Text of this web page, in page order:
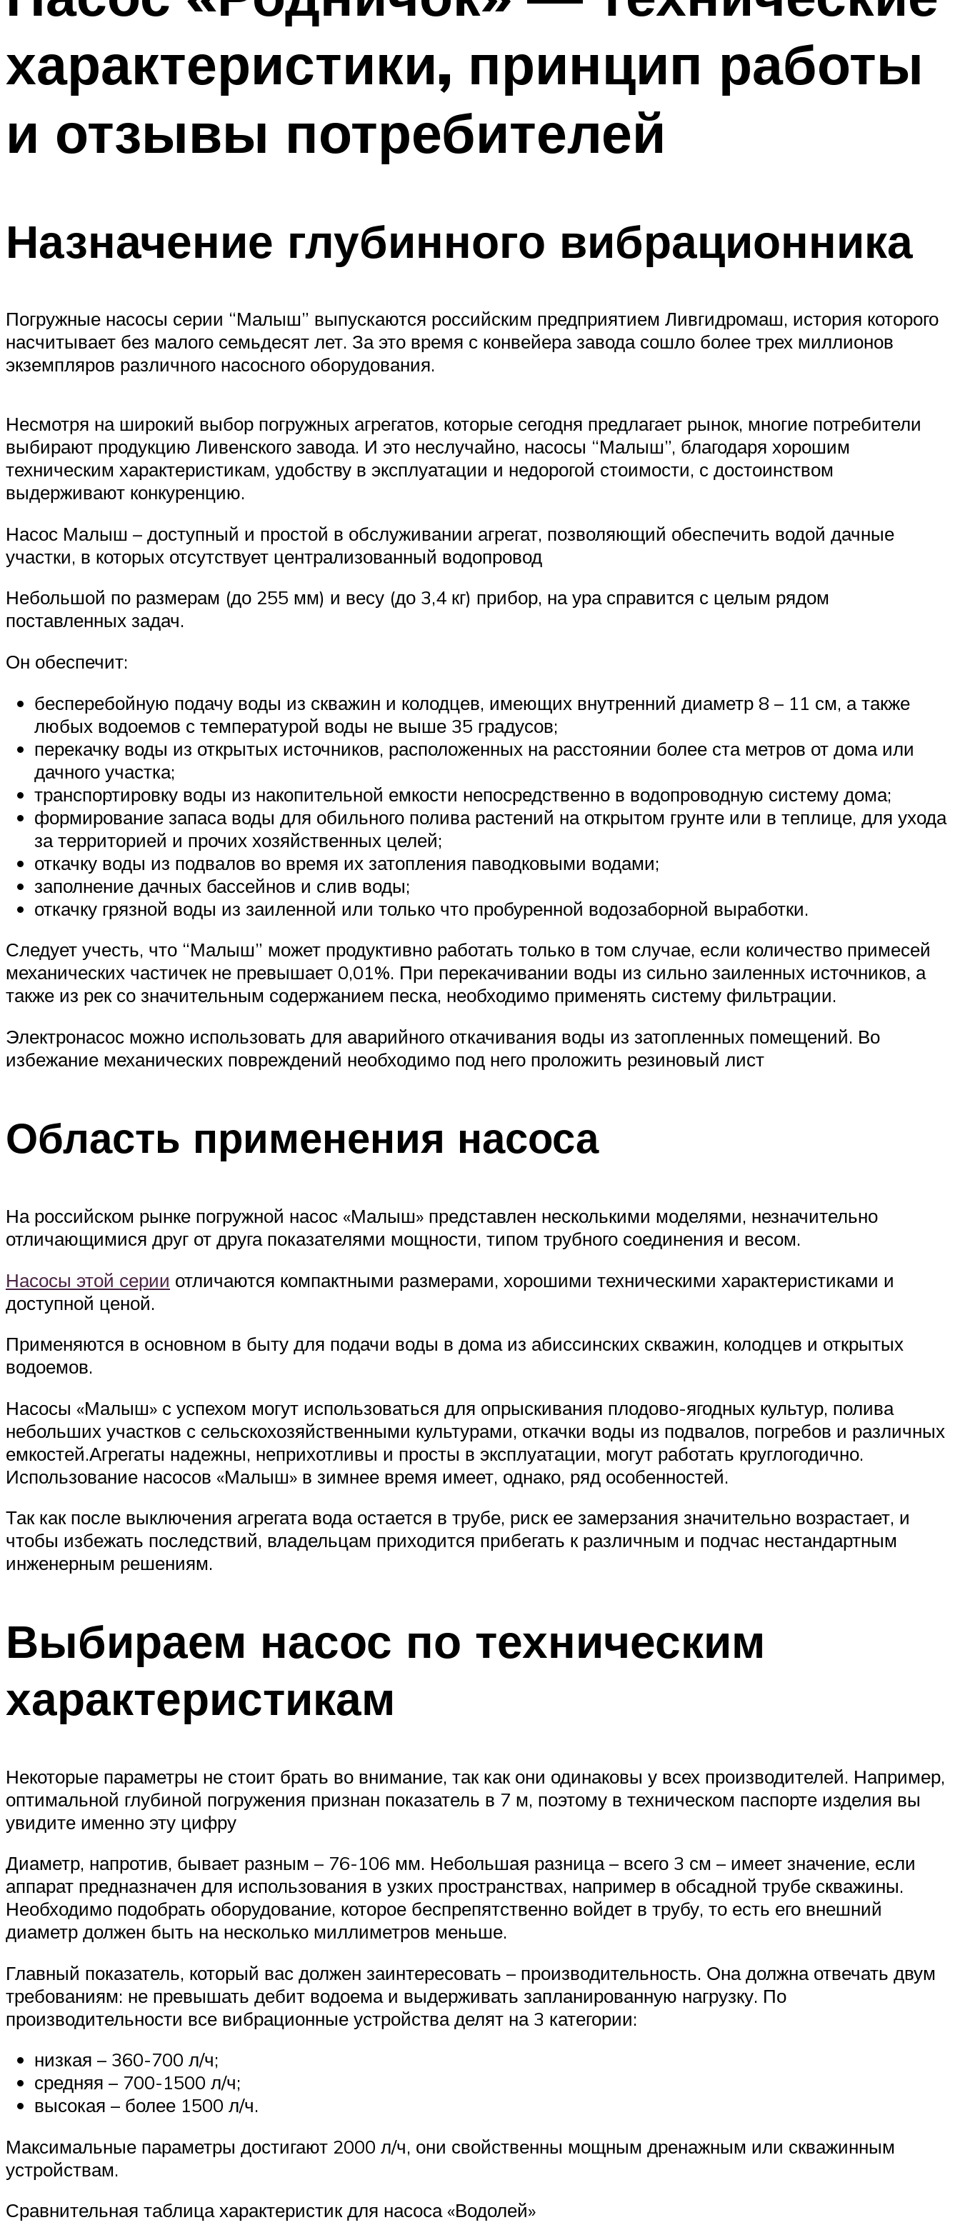
характеристики, принцип работы
и отзывы потребителей
Назначение глубинного вибрационника
Погружные насосы серии “Малыш” выпускаются российским предприятием Ливгидромаш, история которого
насчитывает без малого семьдесят лет. За это время с конвейера завода сошло более трех миллионов
экземпляров различного насосного оборудования.
Несмотря на широкий выбор погружных агрегатов, которые сегодня предлагает рынок, многие потребители
выбирают продукцию Ливенского завода. И это неслучайно, насосы “Малыш”, благодаря хорошим
техническим характеристикам, удобству в эксплуатации и недорогой стоимости, с достоинством
выдерживают конкуренцию.
Насос Малыш – доступный и простой в обслуживании агрегат, позволяющий обеспечить водой дачные
участки, в которых отсутствует централизованный водопровод
Небольшой по размерам (до 255 мм) и весу (до 3,4 кг) прибор, на ура справится с целым рядом
поставленных задач.
Он обеспечит:
бесперебойную подачу воды из скважин и колодцев, имеющих внутренний диаметр 8 – 11 см, а также
любых водоемов с температурой воды не выше 35 градусов;
перекачку воды из открытых источников, расположенных на расстоянии более ста метров от дома или
дачного участка;
транспортировку воды из накопительной емкости непосредственно в водопроводную систему дома;
формирование запаса воды для обильного полива растений на открытом грунте или в теплице, для ухода
за территорией и прочих хозяйственных целей;
откачку воды из подвалов во время их затопления паводковыми водами;
заполнение дачных бассейнов и слив воды;
откачку грязной воды из заиленной или только что пробуренной водозаборной выработки.
Следует учесть, что “Малыш” может продуктивно работать только в том случае, если количество примесей
механических частичек не превышает 0,01%. При перекачивании воды из сильно заиленных источников, а
также из рек со значительным содержанием песка, необходимо применять систему фильтрации.
Электронасос можно использовать для аварийного откачивания воды из затопленных помещений. Во
избежание механических повреждений необходимо под него проложить резиновый лист
Область применения насоса
На российском рынке погружной насос «Малыш» представлен несколькими моделями, незначительно
отличающимися друг от друга показателями мощности, типом трубного соединения и весом.
Насосы этой серии отличаются компактными размерами, хорошими техническими характеристиками и
доступной ценой.
Применяются в основном в быту для подачи воды в дома из абиссинских скважин, колодцев и открытых
водоемов.
Насосы «Малыш» с успехом могут использоваться для опрыскивания плодово-ягодных культур, полива
небольших участков с сельскохозяйственными культурами, откачки воды из подвалов, погребов и различных
емкостей.Агрегаты надежны, неприхотливы и просты в эксплуатации, могут работать круглогодично.
Использование насосов «Малыш» в зимнее время имеет, однако, ряд особенностей.
Так как после выключения агрегата вода остается в трубе, риск ее замерзания значительно возрастает, и
чтобы избежать последствий, владельцам приходится прибегать к различным и подчас нестандартным
инженерным решениям.
Выбираем насос по техническим
характеристикам
Некоторые параметры не стоит брать во внимание, так как они одинаковы у всех производителей. Например,
оптимальной глубиной погружения признан показатель в 7 м, поэтому в техническом паспорте изделия вы
увидите именно эту цифру
Диаметр, напротив, бывает разным – 76-106 мм. Небольшая разница – всего 3 см – имеет значение, если
аппарат предназначен для использования в узких пространствах, например в обсадной трубе скважины.
Необходимо подобрать оборудование, которое беспрепятственно войдет в трубу, то есть его внешний
диаметр должен быть на несколько миллиметров меньше.
Главный показатель, который вас должен заинтересовать – производительность. Она должна отвечать двум
требованиям: не превышать дебит водоема и выдерживать запланированную нагрузку. По
производительности все вибрационные устройства делят на 3 категории:
низкая – 360-700 л/ч;
средняя – 700-1500 л/ч;
высокая – более 1500 л/ч.
Максимальные параметры достигают 2000 л/ч, они свойственны мощным дренажным или скважинным
устройствам.
Сравнительная таблица характеристик для насоса «Водолей»